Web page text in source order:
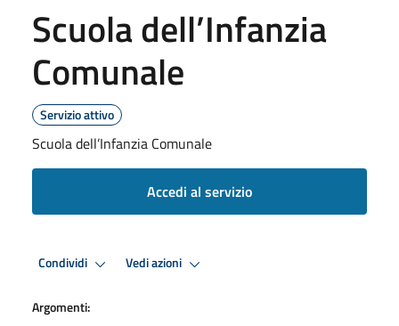
Scuola dell’Infanzia
Comunale
Servizio attivo
Scuola dell’Infanzia Comunale
Accedi al servizio
Condividi Vedi azioni
Argomenti: